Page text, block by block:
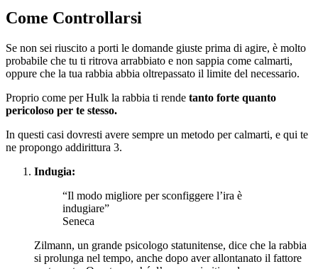
Come Controllarsi
Se non sei riuscito a porti le domande giuste prima di agire, è molto
probabile che tu ti ritrova arrabbiato e non sappia come calmarti,
oppure che la tua rabbia abbia oltrepassato il limite del necessario.
Proprio come per Hulk la rabbia ti rende tanto forte quanto
pericoloso per te stesso.
In questi casi dovresti avere sempre un metodo per calmarti, e qui te
ne propongo addirittura 3.
Indugia:
“Il modo migliore per sconfiggere l’ira è
indugiare”
Seneca
Zilmann, un grande psicologo statunitense, dice che la rabbia
si prolunga nel tempo, anche dopo aver allontanato il fattore